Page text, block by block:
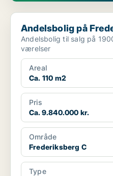
Andelsbolig på Frederiksberg
Andelsbolig på
Andelsbolig til salg på
værelser
Areal
Ca. 110 m2
Pris
Ca. 9.840.000 kr.
Område
Frederiksberg C
Type